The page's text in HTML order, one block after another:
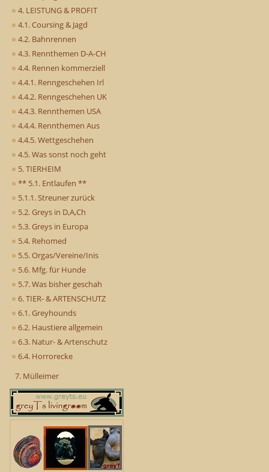
4. LEISTUNG & PROFIT
4.1. Coursing & Jagd
4.2. Bahnrennen
4.3. Rennthemen D-A-CH
4.4. Rennen kommerziell
4.4.1. Renngeschehen Irl
4.4.2. Renngeschehen UK
4.4.3. Rennthemen USA
4.4.4. Rennthemen Aus
4.4.5. Wettgeschehen
4.5. Was sonst noch geht
5. TIERHEIM
** 5.1. Entlaufen **
5.1.1. Streuner zurück
5.2. Greys in D,A,Ch
5.3. Greys in Europa
5.4. Rehomed
5.5. Orgas/Vereine/Inis
5.6. Mfg. für Hunde
5.7. Was bisher geschah
6. TIER- & ARTENSCHUTZ
6.1. Greyhounds
6.2. Haustiere allgemein
6.3. Natur- & Artenschutz
6.4. Horrorecke
7. Mülleimer